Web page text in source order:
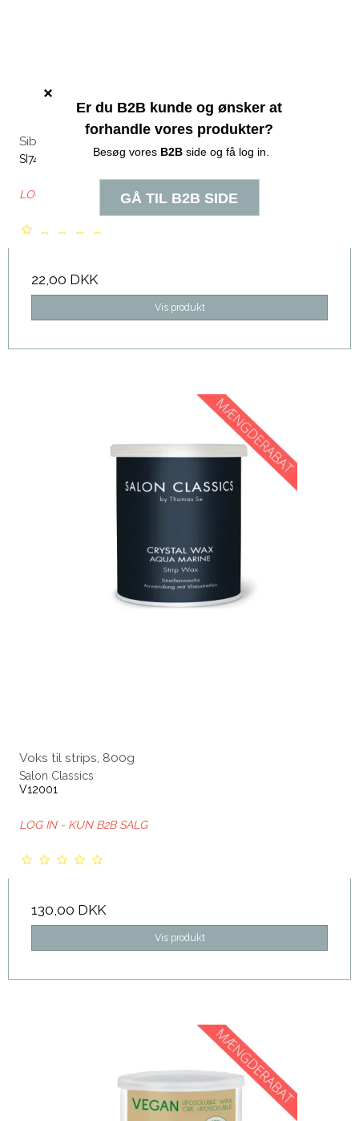
Sibel Choco - voks refill
SI7410171
LOG IN - KUN B2B SALG
22,00 DKK
Vis produkt
Voks til strips, 800g
Salon Classics
V12001
LOG IN - KUN B2B SALG
130,00 DKK
Vis produkt